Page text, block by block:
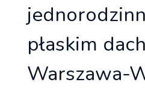
płaskim
Warszawa-